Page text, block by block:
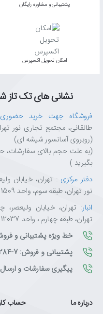
پشتیبانی و مشاوره رایگان
اﻣﮑﺎن ﺗﺤﻮﯾﻞ اﮐﺴﭙﺮس
نشانی های تک
فروشگاه جهت خرید حضوری
(روبروی آسانسور شیشه ای)
بگیرید.)
دفتر مرکزی : تهران، خیابان
نور تهران، طبقه سوم، واحد 1509
انبار: تهران، خیابان ولیعصر،
تهران، طبقه چهارم ، واحد 12037
خط ویژه پشتیبانی و فروش:
پشتیبانی و فروش: 7-88228284-021
پیگیری سفارشات و ارسال و
درباره ما حساب